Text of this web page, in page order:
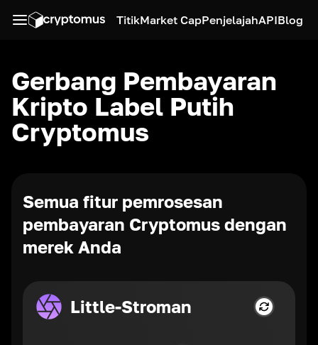
TitikMarket CapPenjelajahAPIBlog
Gerbang Pembayaran
Kripto Label Putih
Cryptomus
Semua fitur pemrosesan
pembayaran Cryptomus dengan
merek Anda
Little-Stroman